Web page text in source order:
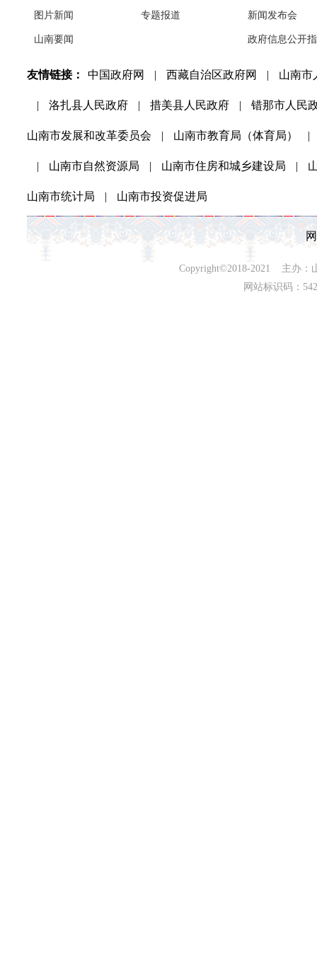
图片新闻
山南要闻
专题报道 新闻发布会
政府信息公开
友情链接： 中国政府网 | 西藏自治区政府网 | 山南市
| 洛扎县人民政府 | 措美县人民政府 | 错那市人民
山南市发展和改革委员会 | 山南市教育局（体育局） |
| 山南市自然资源局 | 山南市住房和城乡建设局 |
山南市统计局 | 山南市投资促进局
Copyright©2018-2021 主办：
网站标识码：